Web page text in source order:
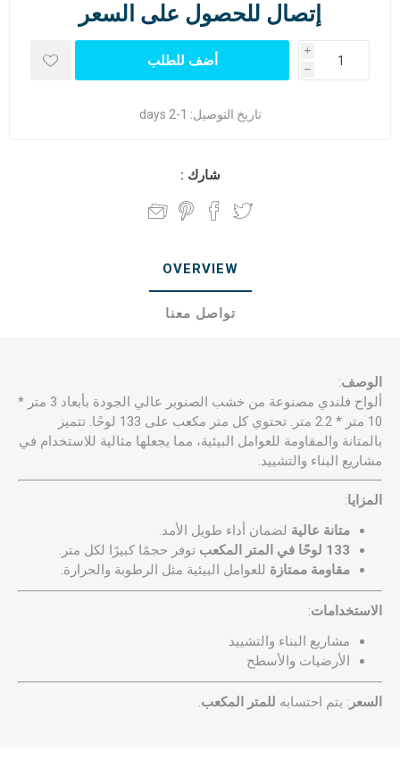
إتصال للحصول على السعر
i
h
تاريخ التوصيل: 1-2 days
شارك :
OVERVIEW
تواصل معنا
الوصف:
ألواح فلندي مصنوعة من خشب الصنوبر عالي الجودة بأبعاد 3 متر *
10 متر * 2.2 متر. تحتوي كل متر مكعب على 133 لوحًا. تتميز
بالمتانة والمقاومة للعوامل البيئية، مما يجعلها مثالية للاستخدام في
مشاريع البناء والتشييد.
المزايا:
متانة عالية لضمان أداء طويل الأمد.
133 لوحًا في المتر المكعب
توفر حجمًا كبيرًا لكل متر.
مقاومة ممتازة للعوامل البيئية مثل الرطوبة والحرارة.
الاستخدامات:
مشاريع البناء والتشييد
الأرضيات والأسطح
السعر : يتم احتسابه للمتر المكعب.